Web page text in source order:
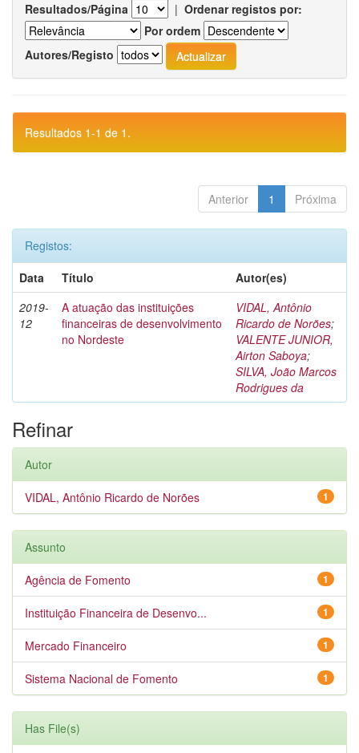
Resultados/Página | Ordenar registos por:
Por ordem
Autores/Registo
Resultados 1-1 de 1.
Anterior 1 Próxima
Registos:
Data
Título
Autor(es)
2019-
12
A atuação das instituições
financeiras de desenvolvimento
no Nordeste
VIDAL, Antônio
Ricardo de Norões;
VALENTE JUNIOR,
Airton Saboya;
SILVA, João Marcos
Rodrigues da
Refinar
Autor
1
VIDAL, Antônio Ricardo de Norões
Assunto
1
Agência de Fomento
1
Instituição Financeira de Desenvo...
1
Mercado Financeiro
1
Sistema Nacional de Fomento
Has File(s)